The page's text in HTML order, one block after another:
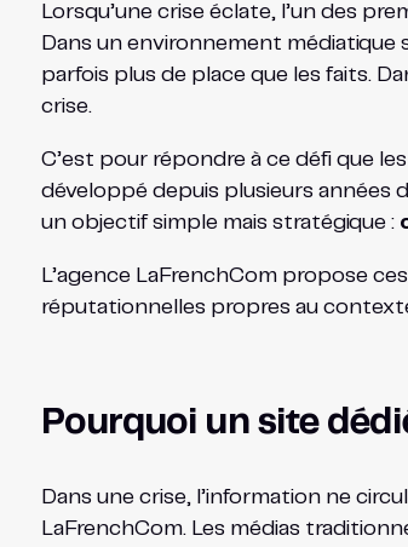
Lorsqu’une crise éclate, l’un des
Dans un environnement
parfois plus de place que les faits.
crise.
C’est pour répondre à ce défi que
développé depuis plusieurs années
un objectif simple mais stratégique :
L’agence LaFrenchCom propose
réputationnelles propres au
Pourquoi un site
Dans une crise, l’information ne
LaFrenchCom. Les médias